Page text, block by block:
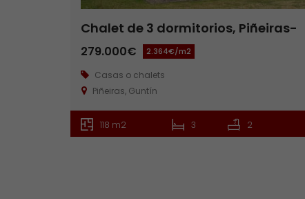
Chalet de 3 dormitorios, Piñeiras-
Guntín
279.000€ 2.364€/m2
Casas o chalets
Piñeiras, Guntín
118 m2 3 2